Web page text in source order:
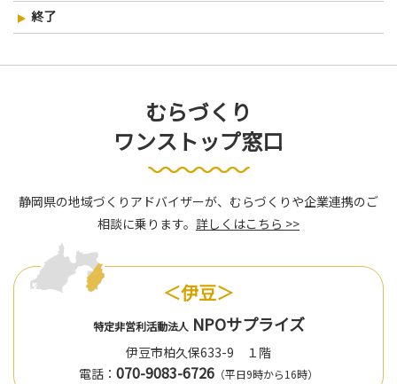
終了
むらづくり
ワンストップ窓口
静岡県の地域づくりアドバイザーが、むらづくりや企業連携のご
相談に乗ります。 詳しくはこちら >>
＜伊豆＞
特定非営利活動法人 NPOサプライズ
伊豆市柏久保633-9 １階
電話： 070-9083-6726 （平日9時から16時）